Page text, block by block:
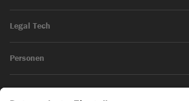
Legal Tech
Personen
News